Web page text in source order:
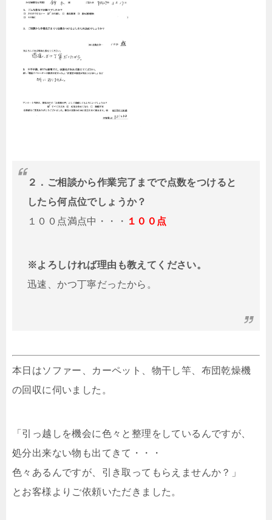
２．ご相談から作業完了までで点数をつけると
したら何点位でしょうか？
１００点満点中・・・ １００点
※よろしければ理由も教えてください。
迅速、かつ丁寧だったから。
本日はソファー、カーペット、物干し竿、布団乾燥機
の回収に伺いました。
「引っ越しを機会に色々と整理をしているんですが、
処分出来ない物も出てきて・・・
色々あるんですが、引き取ってもらえませんか？」
とお客様よりご依頼いただきました。